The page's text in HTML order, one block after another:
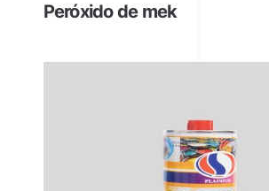
Peróxido de mek